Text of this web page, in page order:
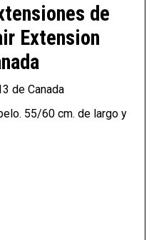
de
Extension
de Canada
55/60 cm. de largo y